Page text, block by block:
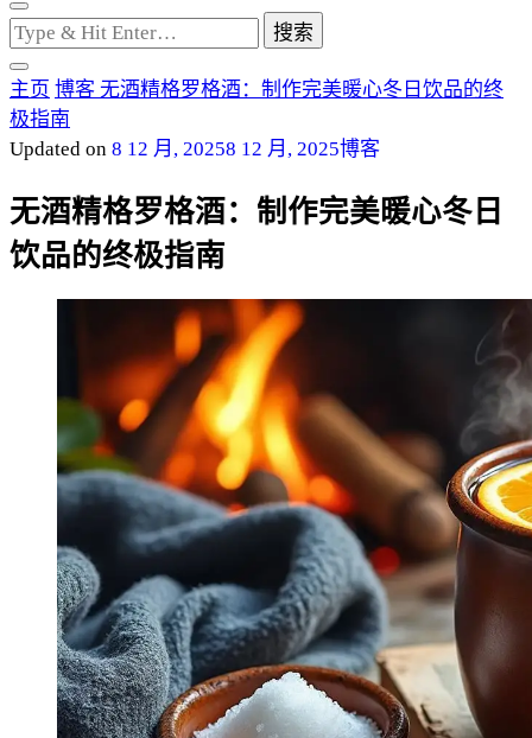
找
什
么
东
西
主页 博客 无酒精格罗格酒：制作完美暖心冬日饮品的终
极指南
Updated on 8 12 月, 20258 12 月, 2025博客
无酒精格罗格酒：制作完美暖心冬日
饮品的终极指南